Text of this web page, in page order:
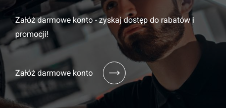
Załóż darmowe konto - zyskaj dostęp do rabatów i
promocji!
Załóż darmowe konto